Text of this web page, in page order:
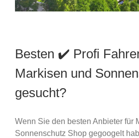
Besten ✔️ Profi
Markisen und
gesucht?
Wenn Sie den besten Anbieter für
Sonnenschutz Shop gegoogelt